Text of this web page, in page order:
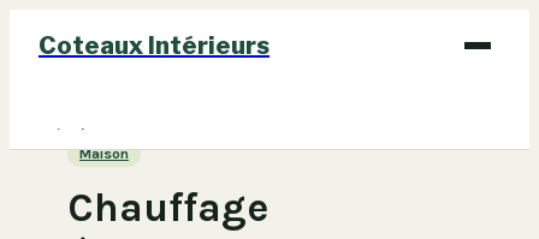
Coteaux Intérieurs
Bricolage
Maison
Chauffage